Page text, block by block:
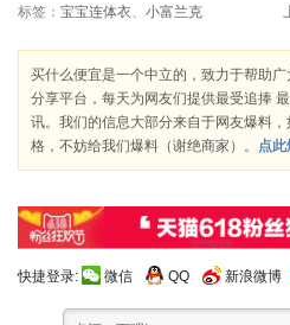
标签： 宝宝连体衣、 小富兰克
买什么便宜是一个中立的，致力于帮助
分享平台，每天为网友们提供最受追捧
讯。我们的信息大部分来自于网友爆料
格，不妨给我们爆料（谢绝商家）。 点此
快捷登录: 微信 QQ 新浪微博